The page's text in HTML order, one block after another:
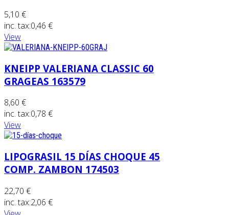
5,10 €
inc. tax:0,46 €
View
KNEIPP VALERIANA CLASSIC 60
GRAGEAS 163579
8,60 €
inc. tax:0,78 €
View
LIPOGRASIL 15 DÍAS CHOQUE 45
COMP. ZAMBON 174503
22,70 €
inc. tax:2,06 €